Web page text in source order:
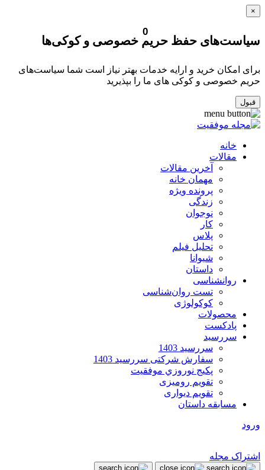
×
سیاست‌های حفظ حریم خصوصی و کوکی‌ها
برای امکان خرید و ارایه خدمات بهتر نیاز است شما سیاست‌های
حریم خصوصی و کوکی های ما را بپذیرید
قبول
خانه
مقالات
آخرین مقالات
مهمان خانه
پرونده ویژه
زندگی
نوجوان
کار
پلاس
تحلیل فیلم
شیوانا
داستان
روانشناسی
تست روان‌شناسی
کوکولوژی
محصولات
پادکست
سررسید
سررسید 1403
سفارش شرکتی سررسید 1403
پکيج نوروزي موفقيت
تقویم رومیزی
تقویم دیواری
مسابقه داستان
ورود
اشتراک مجله
0